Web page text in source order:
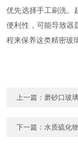
优先选择手工刷洗。
便利性，可能导致器
程来保养这类精密玻
上一篇： 磨砂口玻
下一篇： 水质硫化